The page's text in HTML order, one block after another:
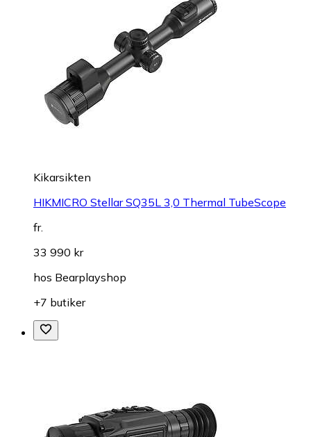
Kikarsikten
HIKMICRO Stellar SQ35L 3,0 Thermal TubeScope
fr.
33 990 kr
hos Bearplayshop
+7 butiker